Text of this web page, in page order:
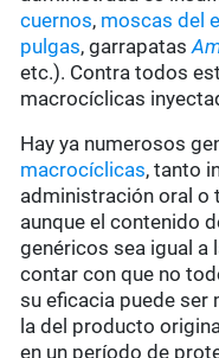
cuernos, moscas del
pulgas, garrapatas
etc.). Contra todos
macrocíclicas
Hay ya numerosos
macrocíclicas, tanto
administración oral o
aunque el contenido
genéricos sea igual a
contar con que no
su eficacia puede ser
la del producto
en un período de